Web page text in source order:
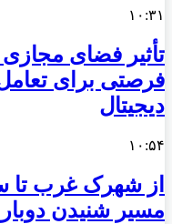
۱۰:۳۱
تأثیر فضای مجازی
فرصتی برای
دیجیتال
۱۰:۵۴
از شهرک غرب تا
مسیر شنیدن